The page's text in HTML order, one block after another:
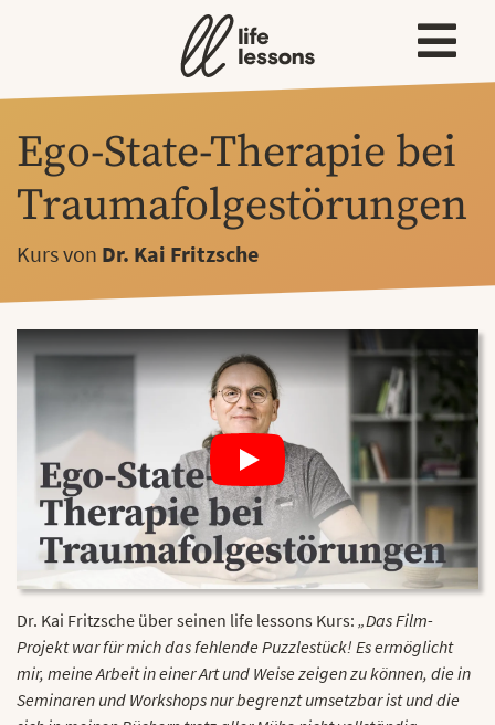
Ego-State-Therapie bei
Traumafolgestörungen
Kurs von Dr. Kai Fritzsche
Dr. Kai Fritzsche über seinen life lessons Kurs: „Das Film-
Projekt war für mich das fehlende Puzzlestück! Es ermöglicht
mir, meine Arbeit in einer Art und Weise zeigen zu können, die in
Seminaren und Workshops nur begrenzt umsetzbar ist und die